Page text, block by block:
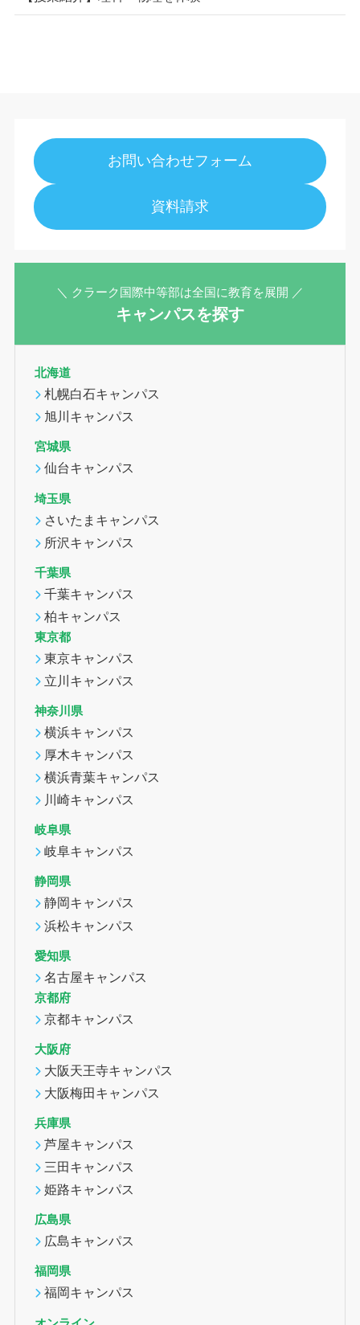
お問い合わせフォーム
資料請求
＼ クラーク国際中等部は全国に教育を展開 ／
キャンパスを探す
北海道
札幌白石キャンパス
旭川キャンパス
宮城県
仙台キャンパス
埼玉県
さいたまキャンパス
所沢キャンパス
千葉県
千葉キャンパス
柏キャンパス
東京都
東京キャンパス
立川キャンパス
神奈川県
横浜キャンパス
厚木キャンパス
横浜青葉キャンパス
川崎キャンパス
岐阜県
岐阜キャンパス
静岡県
静岡キャンパス
浜松キャンパス
愛知県
名古屋キャンパス
京都府
京都キャンパス
大阪府
大阪天王寺キャンパス
大阪梅田キャンパス
兵庫県
芦屋キャンパス
三田キャンパス
姫路キャンパス
広島県
広島キャンパス
福岡県
福岡キャンパス